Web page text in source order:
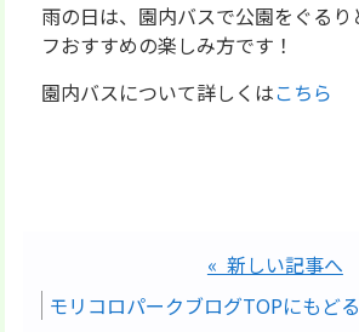
雨の日は、園内バスで公園をぐるり
フおすすめの楽しみ方です！
園内バスについて詳しくはこちら
« 新しい記事へ
モリコロパークブログTOPにもどる